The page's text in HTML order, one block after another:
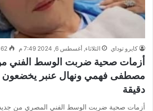
كايرو توداي الثلاثاء, أغسطس 6, 2024 7:49 م 62
أزمات صحية ضربت الوسط الفني
مصطفى فهمي ونهال عنبر يخضعون
دقيقة
أزمات صحية ضربت الوسط الفني المصري من